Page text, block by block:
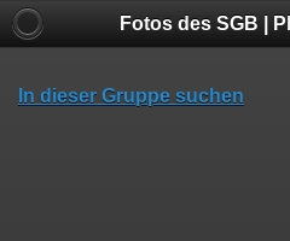
Fotos des SGB |
In dieser Gruppe suchen